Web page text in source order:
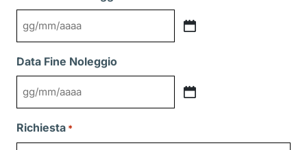
GG
MM
slash
AAAA
Data Fine Noleggio
GG
MM
Richiesta *